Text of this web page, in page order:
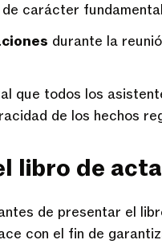
carácter
durante la
que todos los
de los hechos
libro de
de presentar el
con el fin de